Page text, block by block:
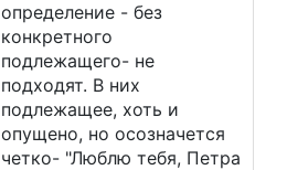
определение - без
конкретного
подлежащего- не
подходят. В них
подлежащее, хоть и
опущено, но осозначется
четко- "Люблю тебя, Петра